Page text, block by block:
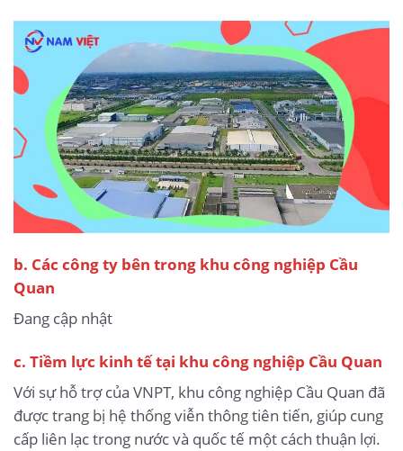
b. Các công ty bên trong khu công nghiệp Cầu
Quan
Đang cập nhật
c. Tiềm lực kinh tế tại khu công nghiệp Cầu Quan
Với sự hỗ trợ của VNPT, khu công nghiệp Cầu Quan đã
được trang bị hệ thống viễn thông tiên tiến, giúp cung
cấp liên lạc trong nước và quốc tế một cách thuận lợi.